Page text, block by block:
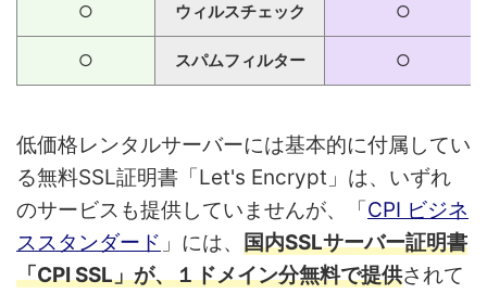
○ ウィルスチェック ○
○ スパムフィルター ○
低価格レンタルサーバーには基本的に付属してい
る無料SSL証明書「Let's Encrypt」は、いずれ
のサービスも提供していませんが、「CPI ビジネ
ススタンダード 」には、 国内SSLサーバー証明書
「CPI SSL」が、１ドメイン分無料で提供されて